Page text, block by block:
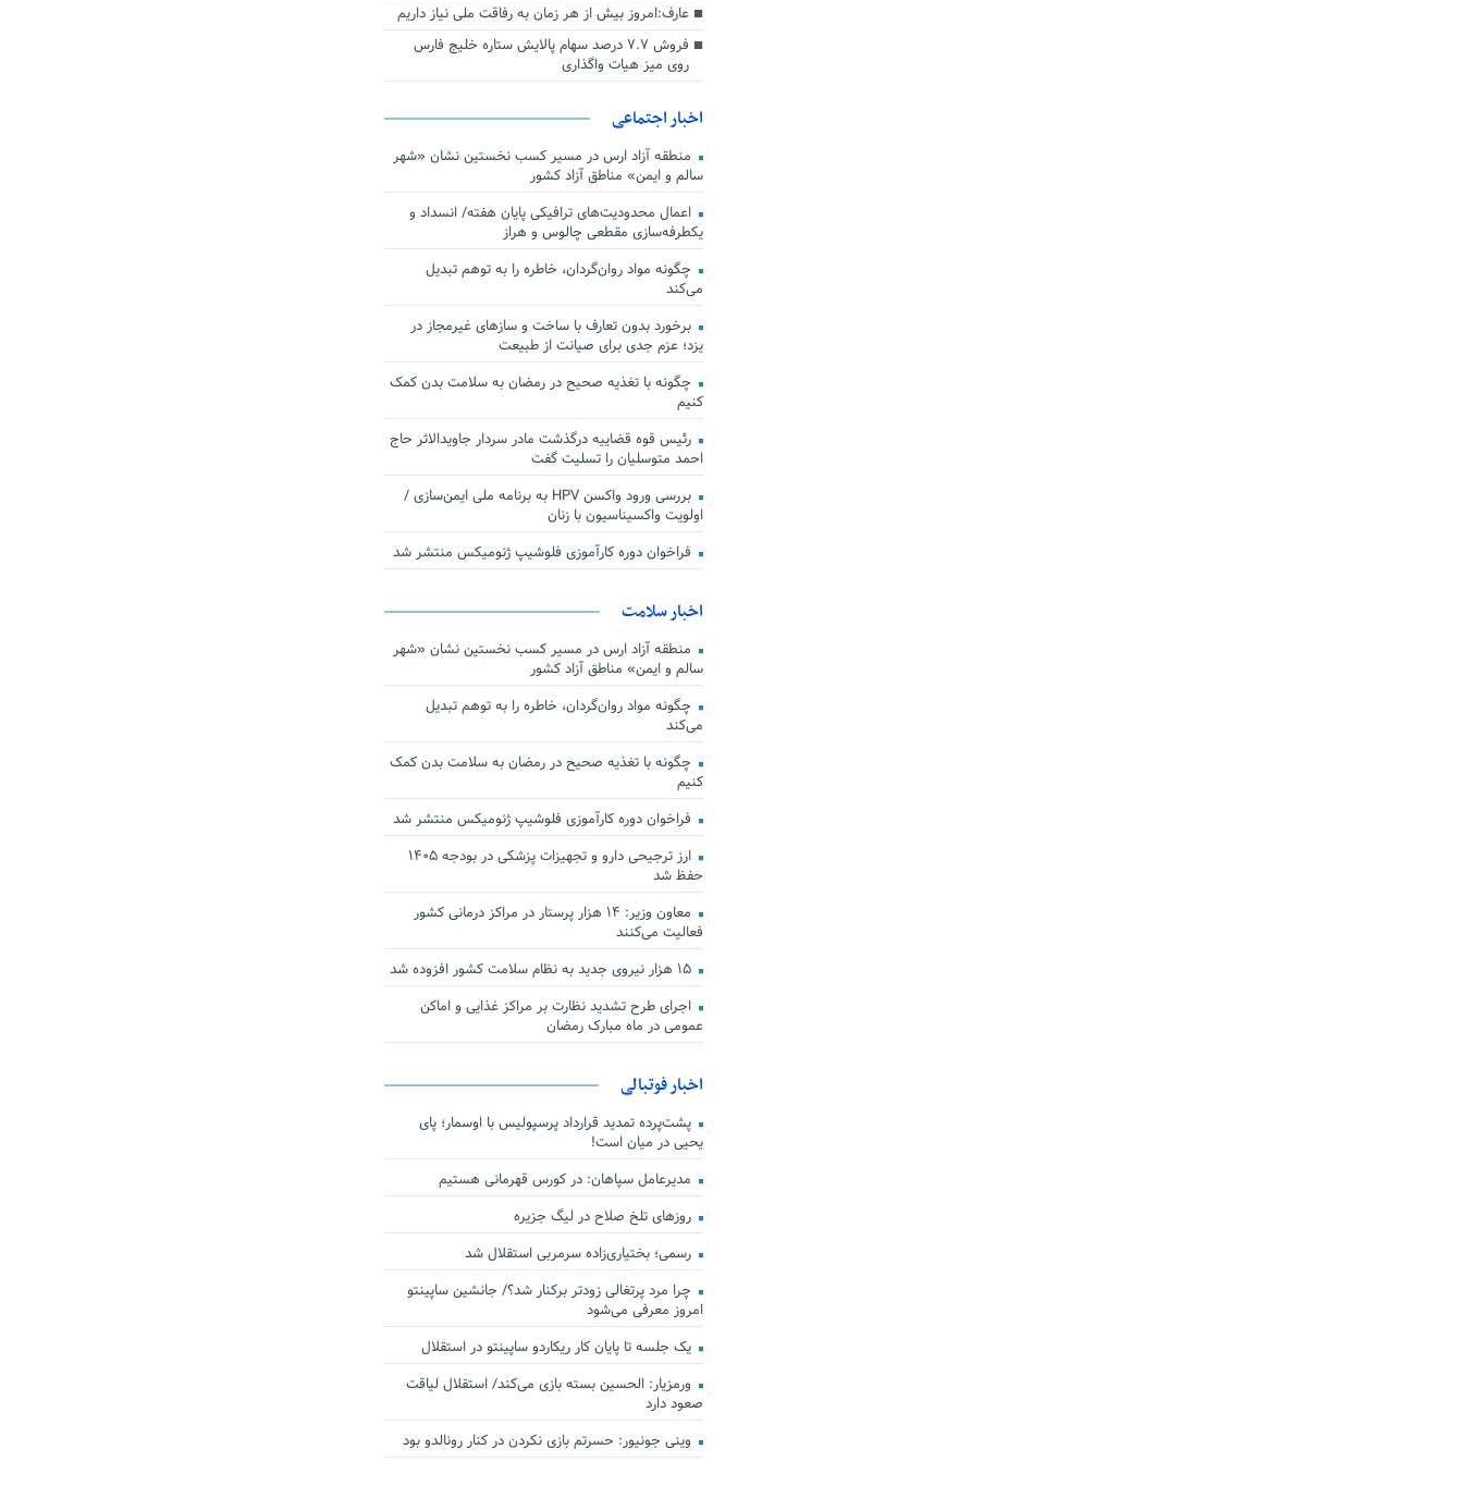
عارف:امروز بیش از هر زمان به رفاقت ملی نیاز داریم
فروش ۷.۷ درصد سهام پالایش ستاره خلیج فارس
روی میز هیات واگذاری
اخبار اجتماعی
منطقه آزاد ارس در مسیر کسب نخستین نشان «شهر
سالم و ایمن» مناطق آزاد کشور
اعمال محدودیت‌های ترافیکی پایان هفته/ انسداد و
یکطرفه‌سازی مقطعی چالوس و هراز
چگونه مواد روان‌گردان، خاطره را به توهم تبدیل
می‌کند
برخورد بدون تعارف با ساخت‌ و سازهای غیرمجاز در
یزد؛ عزم جدی برای صیانت از طبیعت
چگونه با تغذیه صحیح در رمضان به سلامت بدن کمک
کنیم
رئیس قوه قضاییه درگذشت مادر سردار جاویدالاثر حاج
احمد متوسلیان را تسلیت گفت
بررسی ورود واکسن HPV به برنامه ملی ایمن‌سازی /
اولویت واکسیناسیون با زنان
فراخوان دوره کارآموزی فلوشیپ ژنومیکس منتشر شد
اخبار سلامت
منطقه آزاد ارس در مسیر کسب نخستین نشان «شهر
سالم و ایمن» مناطق آزاد کشور
چگونه مواد روان‌گردان، خاطره را به توهم تبدیل
می‌کند
چگونه با تغذیه صحیح در رمضان به سلامت بدن کمک
کنیم
فراخوان دوره کارآموزی فلوشیپ ژنومیکس منتشر شد
ارز ترجیحی دارو و تجهیزات پزشکی در بودجه ۱۴۰۵
حفظ شد
معاون وزیر: ۱۴ هزار پرستار در مراکز درمانی کشور
فعالیت می‌کنند
۱۵ هزار نیروی جدید به نظام سلامت کشور افزوده شد
اجرای طرح تشدید نظارت بر مراکز غذایی و اماکن
عمومی در ماه مبارک رمضان
اخبار فوتبالی
پشت‌پرده تمدید قرارداد پرسپولیس با اوسمار؛ پای
یحیی در میان است!
مدیرعامل سپاهان: در کورس قهرمانی هستیم
روزهای تلخ صلاح در لیگ جزیره
رسمی؛ بختیاری‌زاده سرمربی استقلال شد
چرا مرد پرتغالی زودتر برکنار شد؟/ جانشین ساپینتو
امروز معرفی می‌شود
یک جلسه تا پایان کار ریکاردو ساپینتو در استقلال
ورمزیار: الحسین بسته بازی می‌کند/ استقلال لیاقت
صعود دارد
وینی جونیور: حسرتم بازی نکردن در کنار رونالدو بود